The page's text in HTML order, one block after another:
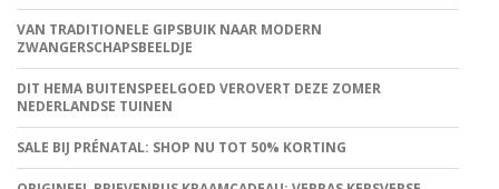
VAN TRADITIONELE GIPSBUIK NAAR MODERN
ZWANGERSCHAPSBEELDJE
DIT HEMA BUITENSPEELGOED VEROVERT DEZE ZOMER
NEDERLANDSE TUINEN
SALE BIJ PRÉNATAL: SHOP NU TOT 50% KORTING